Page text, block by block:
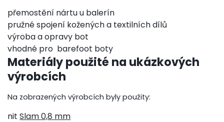
přemostění nártu u balerín
pružné spojení kožených a textilních dílů
výroba a opravy bot
vhodné pro barefoot boty
Materiály použité na ukázkových
výrobcích
Na zobrazených výrobcích byly použity:
nitSlam 0,8 mm